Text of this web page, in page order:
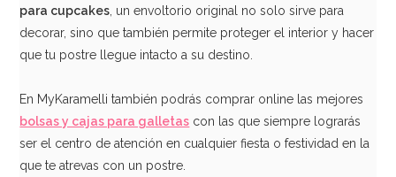
Dummy Redondo Canto Recto 30 cm x 10 cm
7,95€
para cupcakes , un envoltorio original no solo sirve para
decorar, sino que también permite proteger el interior y hacer
que tu postre llegue intacto a su destino.
En MyKaramelli también podrás comprar online las mejores
bolsas y cajas para galletas con las que siempre lograrás
ser el centro de atención en cualquier fiesta o festividad en la
que te atrevas con un postre.